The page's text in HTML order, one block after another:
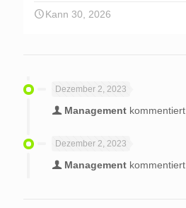
Kann 30, 2026
Dezember 2, 2023
Management kommentiert
Dezember 2, 2023
Management kommentiert